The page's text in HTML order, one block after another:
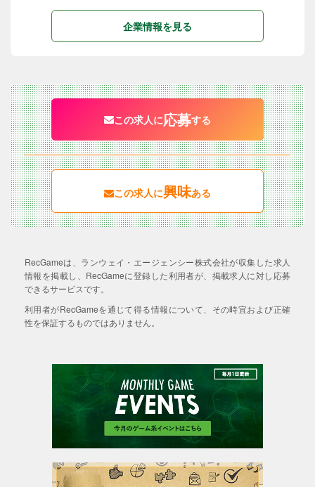
企業情報を見る
この求人に応募する
この求人に興味ある
RecGameは、ランウェイ・エージェンシー株式会社が収集した求人
情報を掲載し、RecGameに登録した利用者が、掲載求人に対し応募
できるサービスです。
利用者がRecGameを通じて得る情報について、その時宜および正確
性を保証するものではありません。